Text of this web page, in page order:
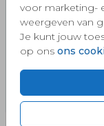
voor marketing-
weergeven van
Je kunt jouw
op ons ons